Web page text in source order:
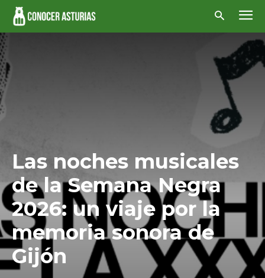
Las noches musicales
de la Semana Negra
2026: un viaje por la
memoria sonora de
Gijón